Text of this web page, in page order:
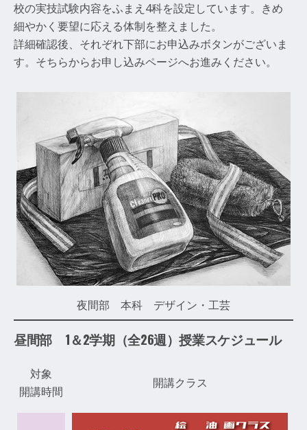
校の実技試験内容をふまえ4科を設定しています。きめ
細やかく要望に応える体制を整えました。
詳細確認後、それぞれ下部にお申込みボタンがございま
す。そちらからお申し込みページへお進みください。
夜間部 本科 デザイン・工芸
昼間部 1＆2学期（全26週）授業スケジュール
対象
開講時間
開講クラス